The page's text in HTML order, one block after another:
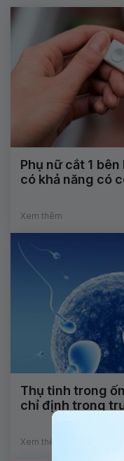
Phụ nữ cắt 1
có khả năng có
Xem thêm
Thụ tinh trong
chỉ định trong
Xem thêm